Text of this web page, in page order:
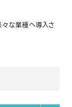
々な業種へ導入さ